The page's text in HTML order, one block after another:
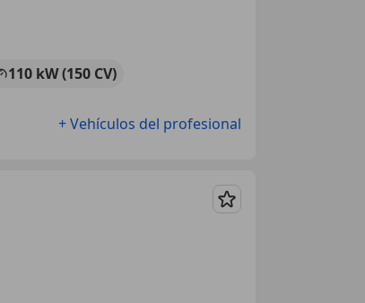
110 kW (150 CV)
+ Vehículos del profesional
Guardar